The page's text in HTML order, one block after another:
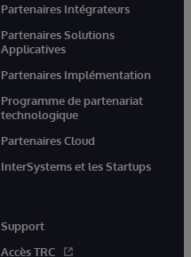
Partenaires Intégrateurs
Partenaires Solutions
Applicatives
Partenaires Implémentation
Programme de partenariat
technologique
Partenaires Cloud
InterSystems et les Startups
Support
Accès TRC